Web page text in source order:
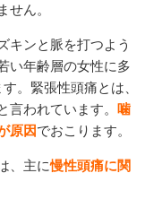
せん。
キンと脈を打つよう
い年齢層の女性に多
。緊張性頭痛とは、
言われています。 噛
原因でおこります。
、主に慢性頭痛に関